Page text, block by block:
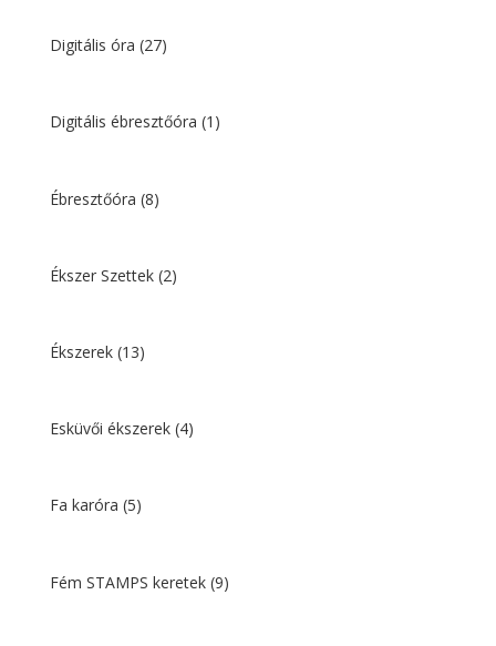
Digitális óra (27)
Digitális ébresztőóra (1)
Ébresztőóra (8)
Ékszer Szettek (2)
Ékszerek (13)
Esküvői ékszerek (4)
Fa karóra (5)
Fém STAMPS keretek (9)